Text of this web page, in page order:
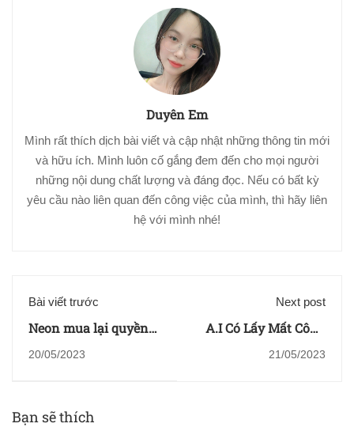
Duyên Em
Mình rất thích dịch bài viết và cập nhật những thông tin mới
và hữu ích. Mình luôn cố gắng đem đến cho mọi người
những nội dung chất lượng và đáng đọc. Nếu có bất kỳ
yêu cầu nào liên quan đến công việc của mình, thì hãy liên
hệ với mình nhé!
Bài viết trước
Neon mua lại quyền
đối với Pablo Berger's
20/05/2023
Next post
A.I Có Lấy Mất Công
Tương Lai?
21/05/2023
Bạn sẽ thích